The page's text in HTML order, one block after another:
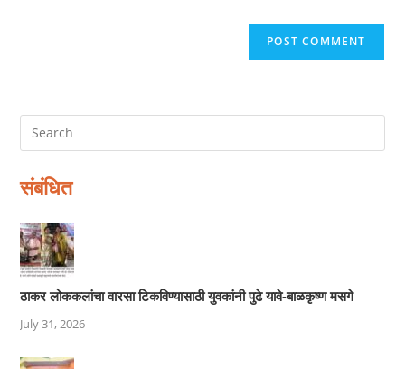
संबंधित
ठाकर लोककलांचा वारसा टिकविण्यासाठी युवकांनी पुढे यावे-बाळकृष्ण मसगे
July 31, 2026